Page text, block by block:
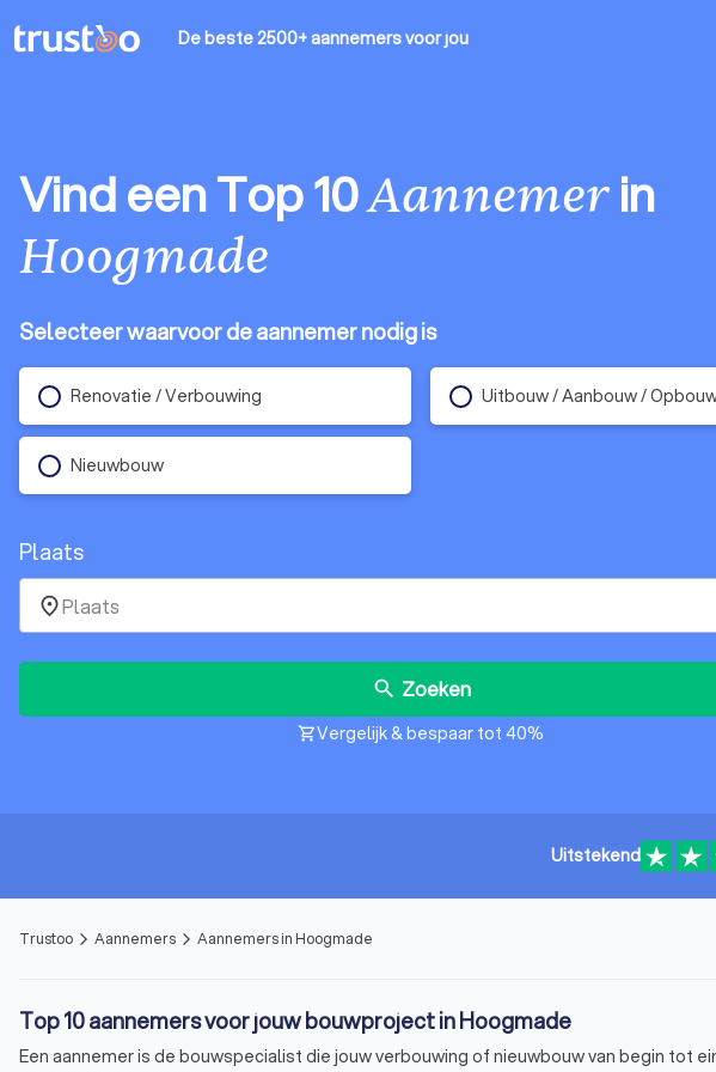
De beste 2500+ aannemersvoor jou
Vind een Top 10Aannemerin
Hoogmade
Selecteer waarvoor de aannemer nodig is
Renovatie / Verbouwing Uitbouw / Aanbouw /
Nieuwbouw
Plaats
place
search Zoeken
shopping_cartVergelijk & bespaar tot 40%
Uitstekend
Trustoo arrow_forward_ios Aannemers arrow_forward_ios Aannemers in Hoogmade
Top 10 aannemers voor jouw bouwproject in Hoogmade
Een aannemer is de bouwspecialist die jouw verbouwing of nieuwbouw van begin tot